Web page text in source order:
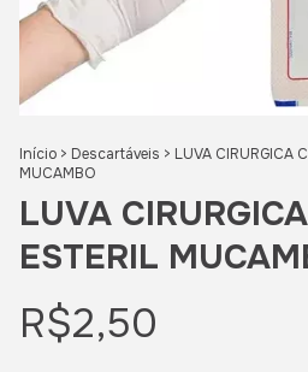
Início > Descartáveis > LUVA CIRURGICA
MUCAMBO
LUVA
ESTERIL
R$2,50